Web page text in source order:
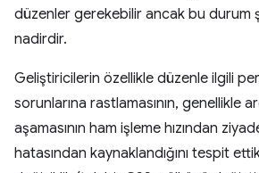
düzenler gerekebilir ancak bu durum
nadirdir.
Geliştiricilerin özellikle düzenle ilgili
sorunlarına rastlamasının, genellikle
aşamasının ham işleme hızından
hatasından kaynaklandığını tespit